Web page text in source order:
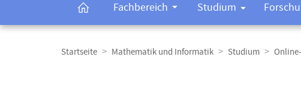
Fachbereich Studium
Navigation
Startseite Mathematik und Informatik Studium